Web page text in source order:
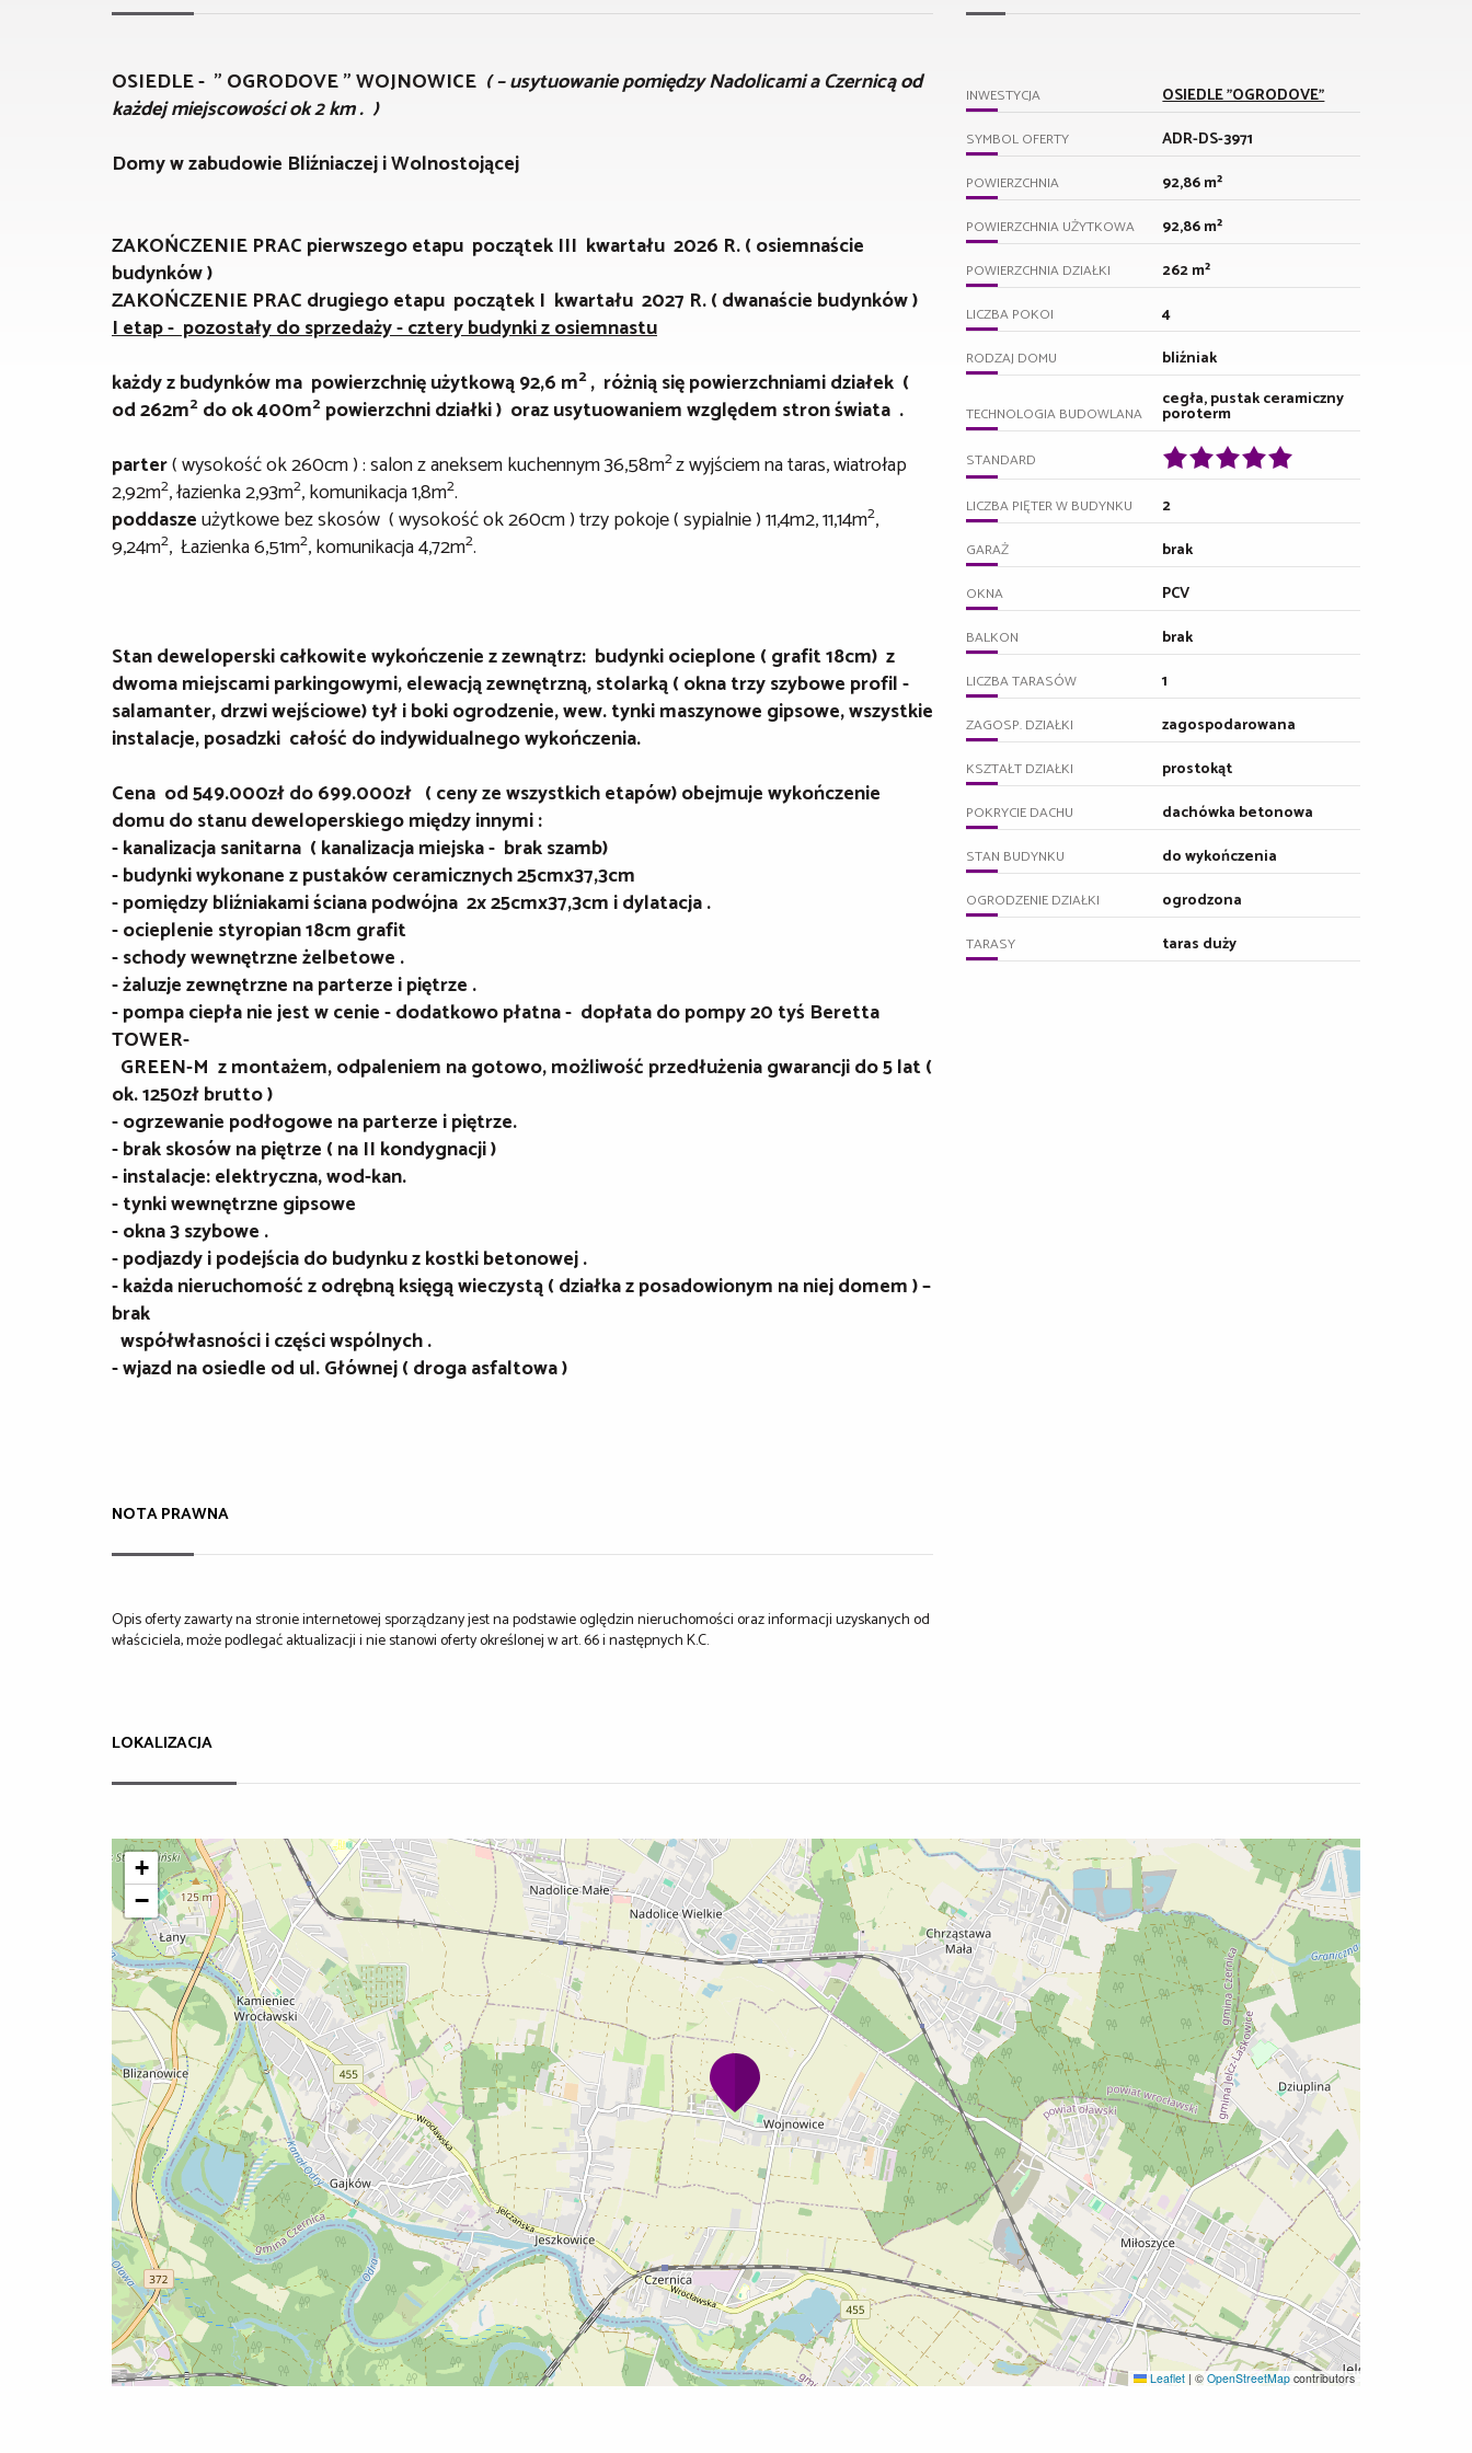
OSIEDLE - " OGRODOVE " WOJNOWICE ( – usytuowanie pomiędzy Nadolicami a Czernicą od
każdej miejscowości ok 2 km . )
Domy w zabudowie Bliźniaczej i Wolnostojącej
ZAKOŃCZENIE PRAC pierwszego etapu początek III kwartału 2026 R. ( osiemnaście
budynków )
ZAKOŃCZENIE PRAC drugiego etapu początek I kwartału 2027 R. ( dwanaście budynków )
I etap - pozostały do sprzedaży - cztery budynki z osiemnastu
każdy z budynków ma powierzchnię użytkową 92,6 m2, różnią się powierzchniami działek (
od 262m2 do ok 400m2 powierzchni działki ) oraz usytuowaniem względem stron świata .
parter( wysokość ok 260cm ) : salon z aneksem kuchennym 36,58m2z wyjściem na taras, wiatrołap
2,92m2, łazienka 2,93m2, komunikacja 1,8m2.
poddaszeużytkowe bez skosów ( wysokość ok 260cm ) trzy pokoje ( sypialnie ) 11,4m2, 11,14m2,
9,24m2, Łazienka 6,51m2, komunikacja 4,72m2.
Stan deweloperski całkowite wykończenie z zewnątrz: budynkiocieplone ( grafit 18cm) z
dwoma miejscami parkingowymi, elewacją zewnętrzną, stolarką ( okna trzy szybowe profil -
salamanter, drzwi wejściowe) tył i boki ogrodzenie, wew. tynki maszynowe gipsowe, wszystkie
instalacje, posadzki całość do indywidualnego wykończenia.
Cena od 549.000zł do 699.000zł ( ceny ze wszystkich etapów) obejmuje wykończenie
domu do stanu deweloperskiego między innymi :
- kanalizacja sanitarna ( kanalizacja miejska - brak szamb)
- budynki wykonane z pustaków ceramicznych 25cmx37,3cm
- pomiędzy bliźniakami ściana podwójna 2x 25cmx37,3cm i dylatacja .
- ocieplenie styropian 18cm grafit
- schody wewnętrzne żelbetowe .
- żaluzje zewnętrzne na parterze i piętrze .
- pompa ciepła nie jest w cenie - dodatkowo płatna - dopłata do pompy 20 tyś Beretta
TOWER-
GREEN-M z montażem, odpaleniem na gotowo, możliwość przedłużenia gwarancji do 5 lat (
ok. 1250zł brutto )
- ogrzewanie podłogowe na parterze i piętrze.
- brak skosów na piętrze ( na II kondygnacji )
- instalacje: elektryczna, wod-kan.
- tynki wewnętrzne gipsowe
- okna 3 szybowe .
- podjazdy i podejścia do budynku z kostki betonowej .
- każda nieruchomość z odrębną księgą wieczystą ( działka z posadowionym na niej domem ) –
brak
współwłasności i części wspólnych .
- wjazd na osiedle od ul. Głównej ( droga asfaltowa )
NOTA PRAWNA
Opis oferty zawarty na stronie internetowej sporządzany jest na podstawie oględzin nieruchomości oraz informacji uzyskanych od
właściciela, może podlegać aktualizacji i nie stanowi oferty określonej w art. 66 i następnych K.C.
INWESTYCJA OSIEDLE "OGRODOVE"
SYMBOL OFERTY ADR-DS-3971
POWIERZCHNIA 92,86 m²
POWIERZCHNIA UŻYTKOWA 92,86 m²
POWIERZCHNIA DZIAŁKI 262 m²
LICZBA POKOI 4
RODZAJ DOMU bliźniak
TECHNOLOGIA BUDOWLANA
cegła, pustak ceramiczny
poroterm
STANDARD
LICZBA PIĘTER W BUDYNKU 2
GARAŻ brak
OKNA PCV
BALKON brak
LICZBA TARASÓW 1
ZAGOSP. DZIAŁKI zagospodarowana
KSZTAŁT DZIAŁKI prostokąt
POKRYCIE DACHU dachówka betonowa
STAN BUDYNKU do wykończenia
OGRODZENIE DZIAŁKI ogrodzona
TARASY taras duży
LOKALIZACJA
+
−
Leaflet | © OpenStreetMap contributors